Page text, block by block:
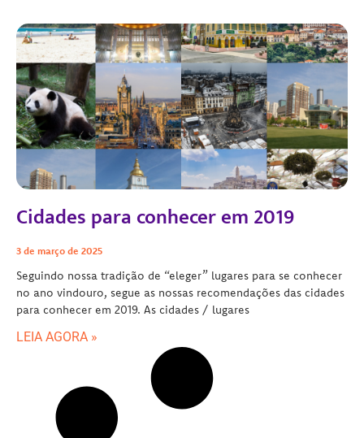
Cidades para conhecer em 2019
3 de março de 2025
Seguindo nossa tradição de “eleger” lugares para se conhecer
no ano vindouro, segue as nossas recomendações das cidades
para conhecer em 2019. As cidades / lugares
LEIA AGORA »